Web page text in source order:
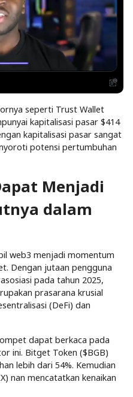
seperti Trust Wallet
kapitalisasi pasar $414
kapitalisasi pasar sangat
potensi pertumbuhan
Menjadi
dalam
web3 menjadi momentum
Dengan jutaan pengguna
pada tahun 2025,
prasarana krusial
(DeFi) dan
dapat berkaca pada
ini. Bitget Token ($BGB)
lebih dari 54%. Kemudian
nan mencatatkan kenaikan